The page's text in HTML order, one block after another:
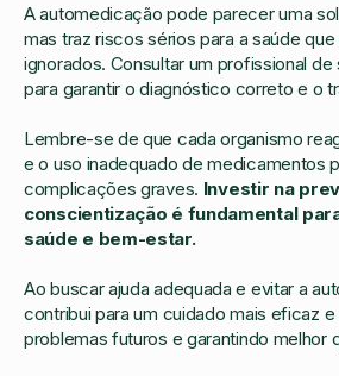
A automedicação pode parecer uma
mas traz riscos sérios para a saúde
ignorados. Consultar um profissional
para garantir o diagnóstico correto e o
Lembre-se de que cada organismo
e o uso inadequado de medicamentos
complicações graves. Investir na
conscientização é fundamental
saúde e bem-estar.
Ao buscar ajuda adequada e evitar a
contribui para um cuidado mais eficaz
problemas futuros e garantindo melhor